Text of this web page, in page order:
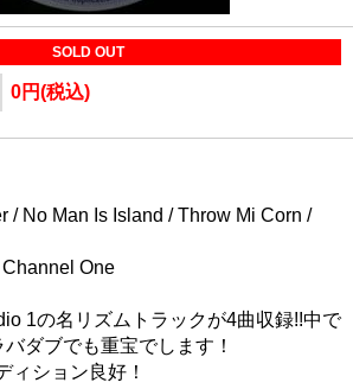
SOLD OUT
0円(税込)
/ No Man Is Island / Throw Mi Corn /
One
1の名リズムトラックが4曲収録!!中で
ダブでも重宝でします！
ィション良好！